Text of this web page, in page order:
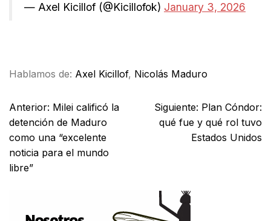
— Axel Kicillof (@Kicillofok) January 3, 2026
Hablamos de: Axel Kicillof, Nicolás Maduro
Anterior: Milei calificó la
detención de Maduro
como una “excelente
noticia para el mundo
libre”
Siguiente: Plan Cóndor:
qué fue y qué rol tuvo
Estados Unidos